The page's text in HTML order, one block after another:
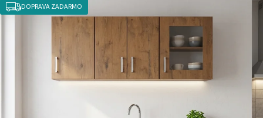
DOPRAVA ZADARMO